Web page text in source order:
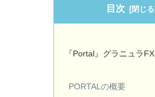
目次
『Portal』グラニュラFX
PORTALの概要